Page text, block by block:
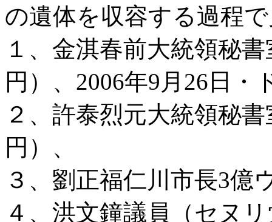
の遺体を収容する過程
１、金淇春前大統領秘
円）、2006年9月26日
２、許泰烈元大統領秘
円）、
３、劉正福仁川市長3億
４、洪文鐘議員（セヌ